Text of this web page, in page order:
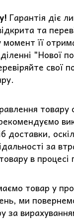
Гарантія діє
та
її
"Нової
свої
товару
доставки,
за
в процесі
товар у
ми
за